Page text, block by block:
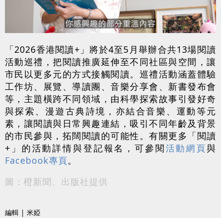
「2026香港閱讀+」將於4至5月舉辦合共13場閱讀
活動巡禮，把閱讀推廣延伸至不同社區與空間，讓
市民以更多元的方式接觸閱讀。巡禮活動涵蓋體驗
工作坊、展覽、導讀團、音樂分享會、新書發布會
等，主題橫跨不同領域，由科學探索故事引發好奇
與探索、漫遊古典詩境，亦結合音樂、運動等元
素，讓閱讀與日常興趣連結，吸引不同年齡及背景
的市民參與，拓闊閱讀的可能性。有關更多「閱讀
+」的活動詳情與登記報名，可參閱活動網頁與
Facebook專頁。
圖：橙新聞、出版社提供
編輯 | 米婭